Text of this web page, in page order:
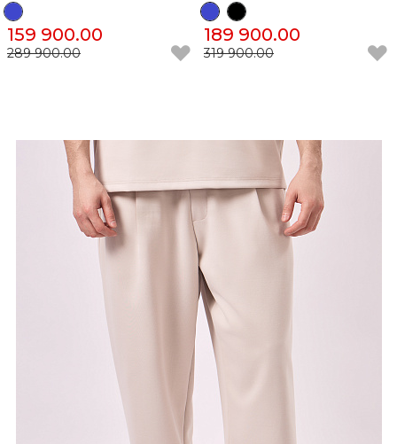
159 900.00
289 900.00
189 900.00
319 900.00